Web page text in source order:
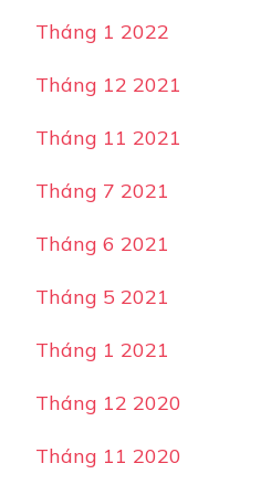
Tháng 1 2022
Tháng 12 2021
Tháng 11 2021
Tháng 7 2021
Tháng 6 2021
Tháng 5 2021
Tháng 1 2021
Tháng 12 2020
Tháng 11 2020